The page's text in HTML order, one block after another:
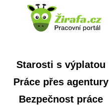
Starosti s výplatou
Práce přes agentury
Bezpečnost práce